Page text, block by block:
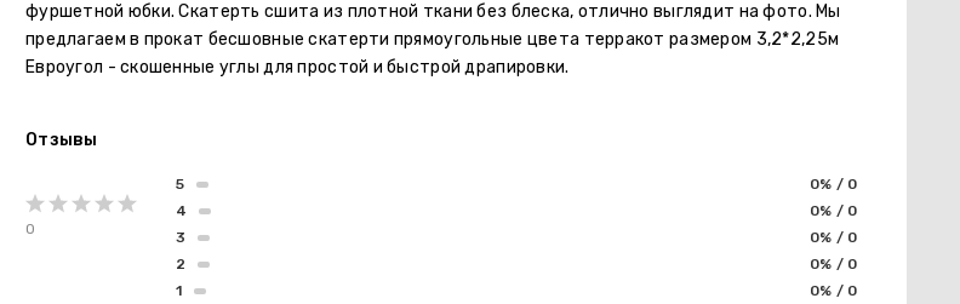
фуршетной юбки. Скатерть сшита из плотной ткани без блеска, отлично выглядит на фото. Мы
предлагаем в прокат бесшовные скатерти прямоугольные цвета терракот размером 3,2*2,25м
Евроугол - скошенные углы для простой и быстрой драпировки.
Отзывы
0
1 0% / 0
2 0% / 0
3 0% / 0
4 0% / 0
5 0% / 0